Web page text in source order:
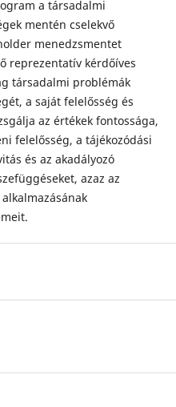
a társadalmi
mentén cselekvő
menedzsmentet
reprezentatív kérdőíves
társadalmi problémák
a saját felelősség és
az értékek fontossága,
felelősség, a tájékozódási
és az akadályozó
azaz az